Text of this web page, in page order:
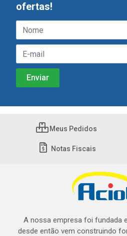
ofertas!
Meus Pedidos
Notas Fiscais
A nossa empresa foi fundada
desde então vem construindo